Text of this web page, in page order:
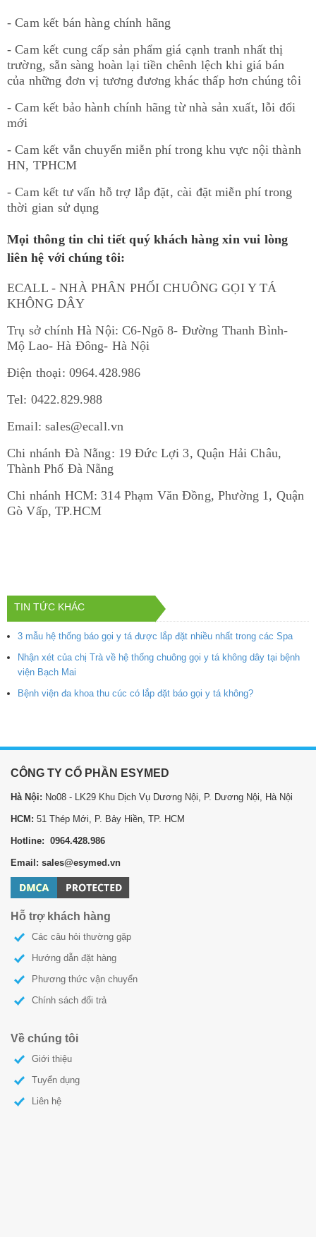
- Cam kết bán hàng chính hãng
- Cam kết cung cấp sản phẩm giá cạnh tranh nhất thị
trường, sẵn sàng hoàn lại tiền chênh lệch khi giá bán
của những đơn vị tương đương khác thấp hơn chúng tôi
- Cam kết bảo hành chính hãng từ nhà sản xuất, lỗi đổi
mới
- Cam kết vẫn chuyển miễn phí trong khu vực nội thành
HN, TPHCM
- Cam kết tư vấn hỗ trợ lắp đặt, cài đặt miễn phí trong
thời gian sử dụng
Mọi thông tin chi tiết quý khách hàng xin vui lòng
liên hệ với chúng tôi:
ECALL - NHÀ PHÂN PHỐI CHUÔNG GỌI Y TÁ
KHÔNG DÂY
Trụ sở chính Hà Nội: C6-Ngõ 8- Đường Thanh Bình-
Mộ Lao- Hà Đông- Hà Nội
Điện thoại: 0964.428.986
Tel: 0422.829.988
Email: sales@ecall.vn
Chi nhánh Đà Nẵng: 19 Đức Lợi 3, Quận Hải Châu,
Thành Phố Đà Nẵng
Chi nhánh HCM: 314 Phạm Văn Đồng, Phường 1, Quận
Gò Vấp, TP.HCM
TIN TỨC KHÁC
3 mẫu hệ thống báo gọi y tá được lắp đặt nhiều nhất trong các Spa
Nhận xét của chị Trà về hệ thống chuông gọi y tá không dây tại bệnh
viện Bạch Mai
Bệnh viện đa khoa thu cúc có lắp đặt báo gọi y tá không?
CÔNG TY CỔ PHẦN ESYMED
Hà Nội: No08 - LK29 Khu Dịch Vụ Dương Nội, P. Dương Nội, Hà Nội
HCM: 51 Thép Mới, P. Bảy Hiền, TP. HCM
Hotline: 0964.428.986
Email: sales@esymed.vn
Hỗ trợ khách hàng
Các câu hỏi thường gặp
Hướng dẫn đặt hàng
Phương thức vận chuyển
Chính sách đổi trả
Về chúng tôi
Giới thiệu
Tuyển dụng
Liên hệ